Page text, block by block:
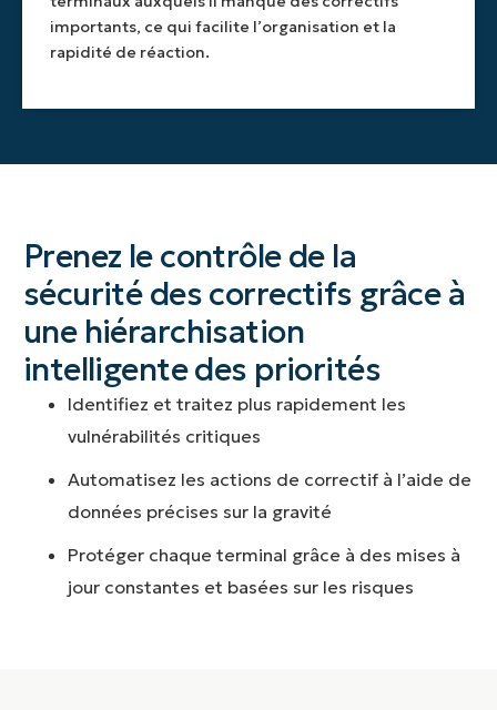
de
sécurité
importants, ce qui facilite l’organisation et la
rapidité de réaction.
Prenez le contrôle de la
sécurité des correctifs grâce à
une hiérarchisation
intelligente des priorités
Identifiez et traitez plus rapidement les
vulnérabilités critiques
Automatisez les actions de correctif à l’aide de
données précises sur la gravité
Protéger chaque terminal grâce à des mises à
jour constantes et basées sur les risques